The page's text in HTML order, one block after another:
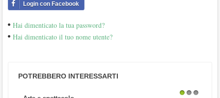
Login con Facebook
Hai dimenticato la tua password?
Hai dimenticato il tuo nome utente?
POTREBBERO INTERESSARTI